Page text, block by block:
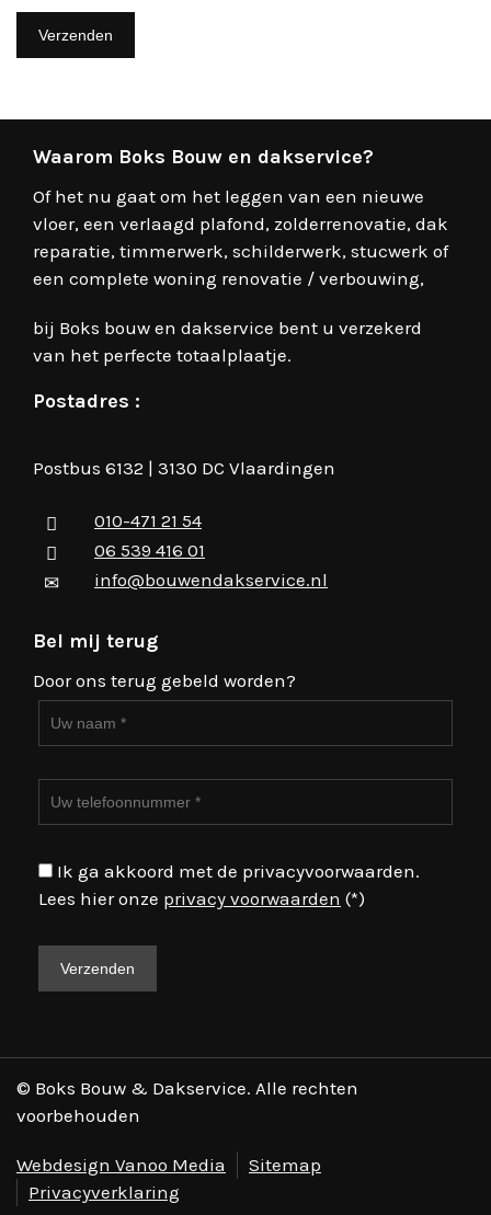
Waarom Boks Bouw en dakservice?
Of het nu gaat om het leggen van een nieuwe
vloer, een verlaagd plafond, zolderrenovatie, dak
reparatie, timmerwerk, schilderwerk, stucwerk of
een complete woning renovatie / verbouwing,
bij Boks bouw en dakservice bent u verzekerd
van het perfecte totaalplaatje.
Postadres :
Postbus 6132 | 3130 DC Vlaardingen
010-471 21 54
06 539 416 01
info@bouwendakservice.nl
Bel mij terug
Door ons terug gebeld worden?
Ik ga akkoord met de privacyvoorwaarden.
Lees hier onze privacy voorwaarden (*)
© Boks Bouw & Dakservice. Alle rechten
voorbehouden
Webdesign Vanoo Media
Sitemap
Privacyverklaring